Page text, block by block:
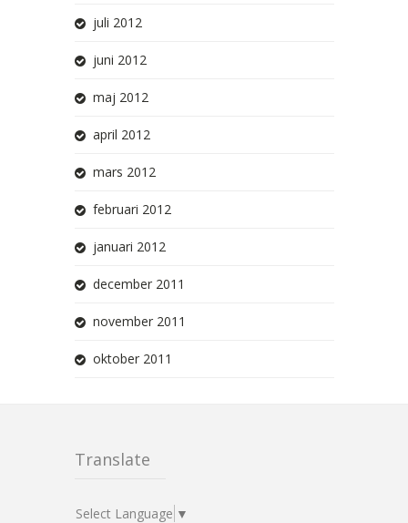
juli 2012
juni 2012
maj 2012
april 2012
mars 2012
februari 2012
januari 2012
december 2011
november 2011
oktober 2011
Translate
Select Language ▼